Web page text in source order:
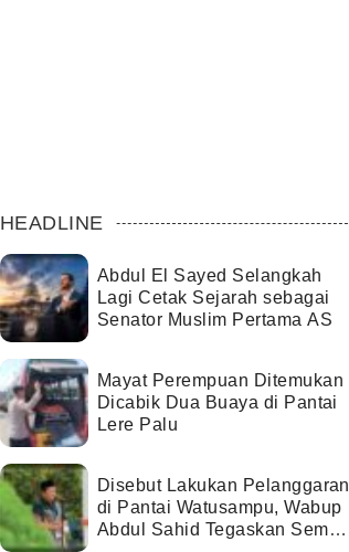
HEADLINE
Abdul El Sayed Selangkah
Lagi Cetak Sejarah sebagai
Senator Muslim Pertama AS
Mayat Perempuan Ditemukan
Dicabik Dua Buaya di Pantai
Lere Palu
Disebut Lakukan Pelanggaran
di Pantai Watusampu, Wabup
Abdul Sahid Tegaskan Semua